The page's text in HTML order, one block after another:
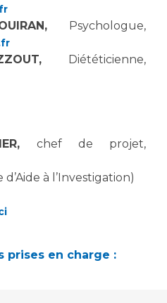
Psychologue,
Diététicienne,
chef de projet,
à l’Investigation)
prises en charge :